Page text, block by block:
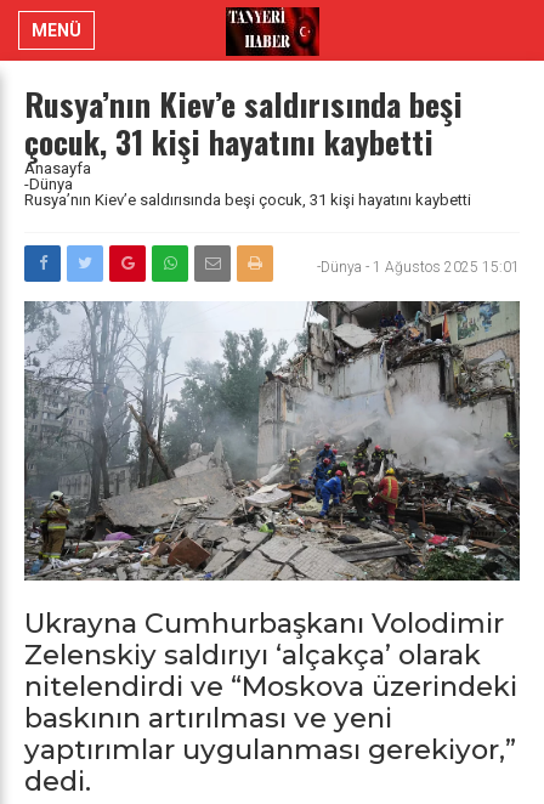
MENÜ
Rusya’nın Kiev’e saldırısında beşi
çocuk, 31 kişi hayatını kaybetti
Anasayfa
-Dünya
Rusya’nın Kiev’e saldırısında beşi çocuk, 31 kişi hayatını kaybetti
-Dünya - 1 Ağustos 2025 15:01
Ukrayna Cumhurbaşkanı Volodimir
Zelenskiy saldırıyı ‘alçakça’ olarak
nitelendirdi ve “Moskova üzerindeki
baskının artırılması ve yeni
yaptırımlar uygulanması gerekiyor,”
dedi.